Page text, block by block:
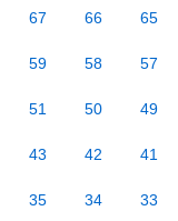
67 66 65
59 58 57
51 50 49
43 42 41
35 34 33